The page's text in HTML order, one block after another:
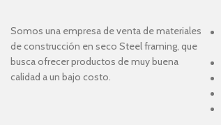
Somos una empresa de venta de materiales
de construcción en seco Steel framing, que
busca ofrecer productos de muy buena
calidad a un bajo costo.